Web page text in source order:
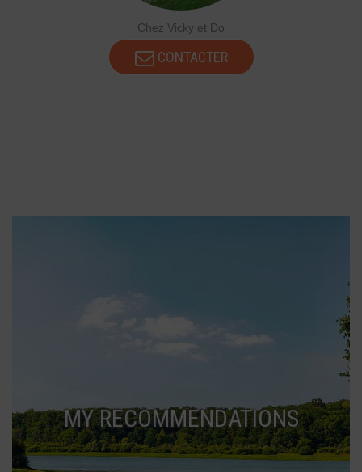
Chez Vicky et Do
CONTACTER
MY RECOMMENDATIONS